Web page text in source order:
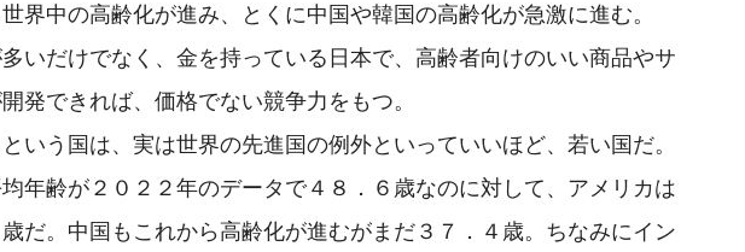
界中の高齢化が進み、とくに中国や韓国の高齢化が急激に進む。
いだけでなく、金を持っている日本で、高齢者向けのいい商品やサ
発できれば、価格でない競争力をもつ。
いう国は、実は世界の先進国の例外といっていいほど、若い国だ。
年齢が２０２２年のデータで４８．６歳なのに対して、アメリカは
歳だ。中国もこれから高齢化が進むがまだ３７．４歳。ちなみにイン